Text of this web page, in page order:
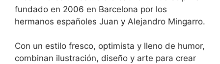
fundado en 2006 en Barcelona por los
hermanos españoles Juan y Alejandro Mingarro.
Con un estilo fresco, optimista y lleno de humor,
combinan ilustración, diseño y arte para crear